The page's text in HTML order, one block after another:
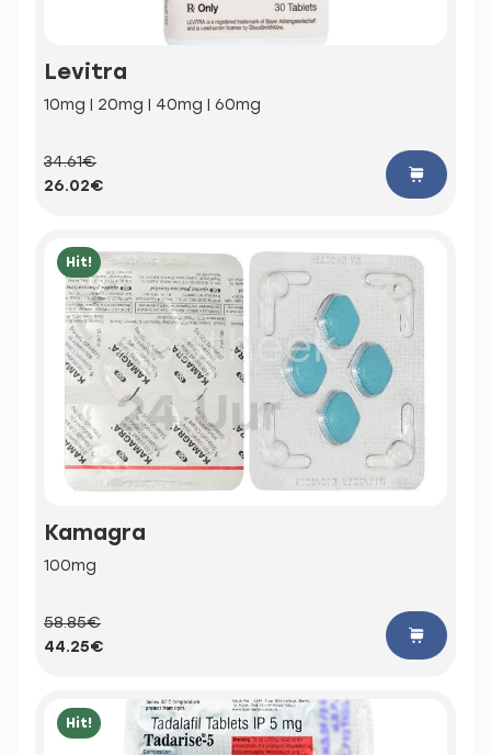
Levitra
10mg | 20mg | 40mg | 60mg
34.61€
26.02€
Hit!
Kamagra
100mg
58.85€
44.25€
Hit!